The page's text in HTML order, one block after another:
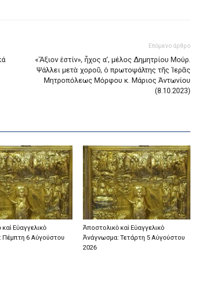
Επόμενο άρθρο
«Ἄξιον ἐστίν», ἦχος α’, μέλος Δημητρίου Μούρ.
Ψάλλει μετὰ χοροῦ, ὁ πρωτοψάλτης τῆς Ἱερᾶς
Μητροπόλεως Μόρφου κ. Μάριος Ἀντωνίου
(8.10.2023)
Εὐαγγελικὸ
6 Αὐγούστου
Ἀποστολικὸ καὶ Εὐαγγελικὸ
Ἀνάγνωσμα: Τετάρτη 5 Αὐγούστου
2026